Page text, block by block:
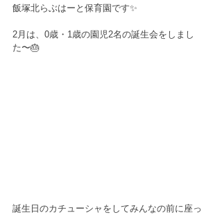
飯塚北らぶはーと保育園です✨
2月は、0歳・1歳の園児2名の誕生会をしまし
た〜🎂
誕生日のカチューシャをしてみんなの前に座っ